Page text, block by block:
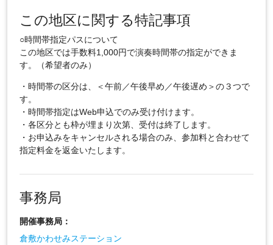
この地区に関する特記事項
○時間帯指定パスについて
この地区では手数料1,000円で演奏時間帯の指定ができま
す。（希望者のみ）
・時間帯の区分は、＜午前／午後早め／午後遅め＞の３つで
す。
・時間帯指定はWeb申込でのみ受け付けます。
・各区分とも枠が埋まり次第、受付は終了します。
・お申込みをキャンセルされる場合のみ、参加料と合わせて
指定料金を返金いたします。
事務局
開催事務局：
倉敷かわせみステーション